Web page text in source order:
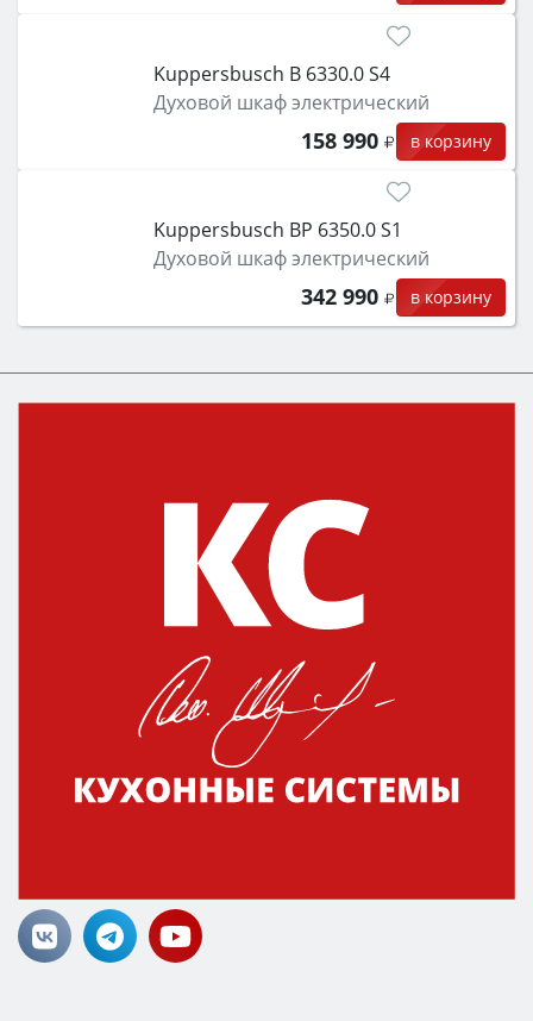
Kuppersbusch B 6330.0 S4
Духовой шкаф электрический
158 990 в корзину
Kuppersbusch BP 6350.0 S1
Духовой шкаф электрический
342 990 в корзину